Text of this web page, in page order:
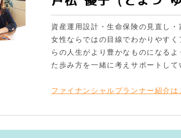
資産運用設計・生命保険の見直し
女性ならではの目線でわかりやす
らの人生がより豊かなものになる
た歩み方を一緒に考えサポートして
ファイナンシャルプランナー紹介は